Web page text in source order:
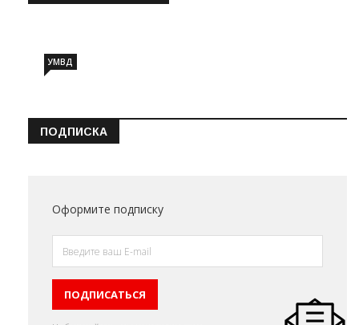
УМВД
ПОДПИСКА
Оформите подписку